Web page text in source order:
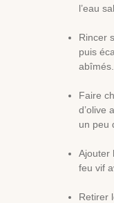
l’eau
Rincer
puis
abîmés.
Faire
d’olive
un peu
Ajouter
feu vif
Retirer